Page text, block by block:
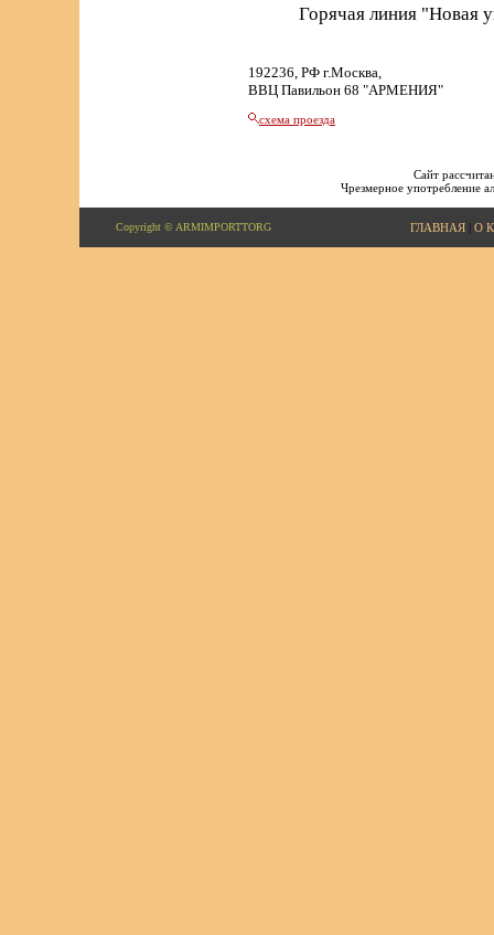
Горячая линия "Новая
192236, РФ г.Москва,
ВВЦ Павильон 68 "АРМЕНИЯ"
схема проезда
Сайт
Чрезмерное употребление
Copyright © ARMIMPORTTORG ГЛАВНАЯ| О